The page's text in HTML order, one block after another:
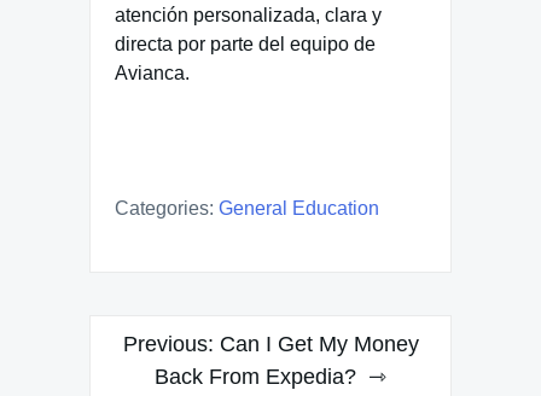
atención personalizada, clara y
directa por parte del equipo de
Avianca.
Categories: General Education
Post
navigation
Previous: Can I Get My Money
Back From Expedia?